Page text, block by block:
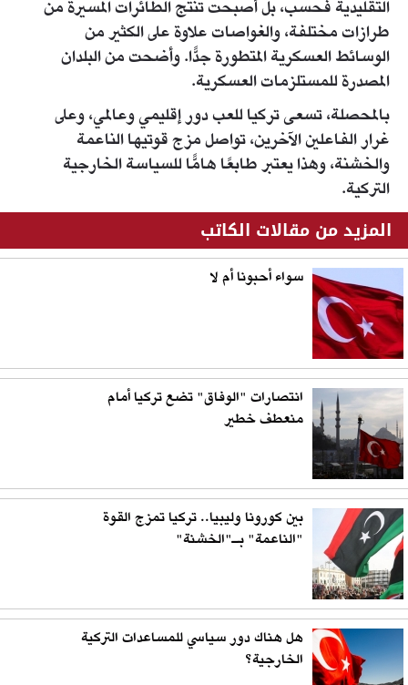
التقليدية فحسب، بل أصبحت تنتج الطائرات المسيرة من
طرازات مختلفة، والغواصات علاوة على الكثير من
الوسائط العسكرية المتطورة جدًّا. وأضحت من البلدان
المصدرة للمستلزمات العسكرية.
بالمحصلة، تسعى تركيا للعب دور إقليمي وعالمي، وعلى
غرار الفاعلين الآخرين، تواصل مزج قوتيها الناعمة
والخشنة، وهذا يعتبر طابعًا هامًّا للسياسة الخارجية
التركية.
المزيد من مقالات الكاتب
سواء أحبونا أم لا
انتصارات "الوفاق" تضع تركيا أمام
منعطف خطير
بين كورونا وليبيا.. تركيا تمزج القوة
"الناعمة" بـ"الخشنة"
هل هناك دور سياسي للمساعدات التركية
الخارجية؟